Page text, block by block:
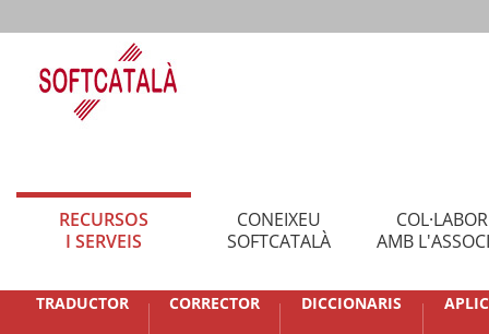
RECURSOS
I SERVEIS
CONEIXEU
SOFTCATALÀ
AMB
TRADUCTOR CORRECTOR DICCIONARIS